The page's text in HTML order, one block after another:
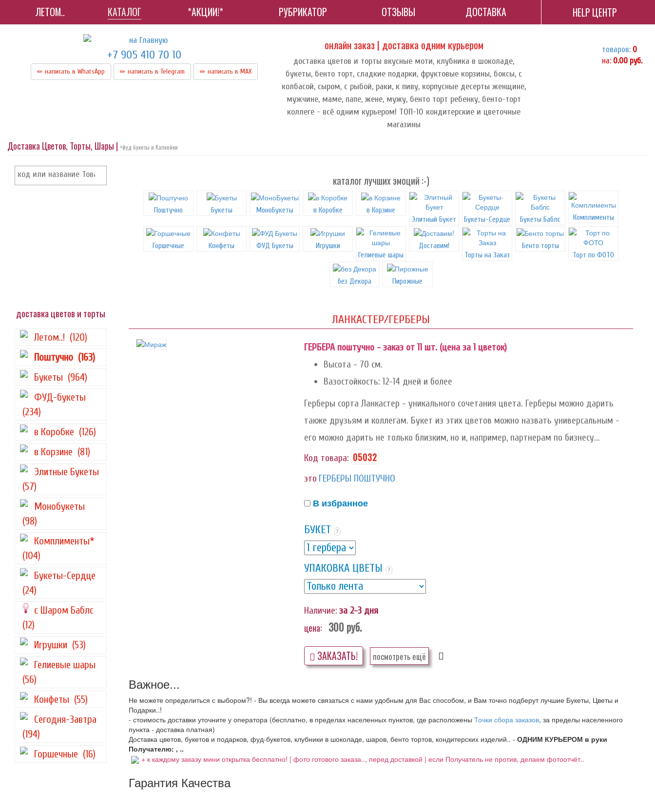
ЛЕТОМ.. КАТАЛОГ *АКЦИИ!* РУБРИКАТОР ОТЗЫВЫ ДОСТАВКА HELP ЦЕНТР
+7 905 410 70 10
написать в WhatsApp написать в Telegram написать в МАХ
онлайн заказ | доставка одним курьером
доставка цветов и торты вкусные моти, клубника в шоколаде,
букеты, бенто торт, сладкие подарки, фруктовые корзины, боксы, с
колбасой, сыром, с рыбой, раки, к пиву, корпусные десерты женщине,
мужчине, маме, папе, жене, мужу, бенто торт ребенку, бенто-торт
коллеге - всё одним курьером! ТОП-10 кондитерские и цветочные
магазины
товаров: 0
на: 0.00 руб.
Доставка Цветов, Торты, Шары | +фуд букеты и Капкейки
каталог лучших эмоций :-)
Поштучно Букеты МоноБукеты в Коробке
в Корзине
Элитный Букет
Букеты-Сердце Букеты Баблс Комплименты
Горшечные Конфеты ФУД Букеты
Игрушки
Гелиевые шары
Доставим!
Торты на Заказ
Бенто торты
Торт по ФОТО
без Декора Пирожные
доставка цветов и торты
Летом..! (120)
Поштучно (163)
Букеты (964)
ФУД-букеты
(234)
в Коробке (126)
в Корзине (81)
Элитные Букеты
(57)
Монобукеты
(98)
Комплименты*
(104)
Букеты-Сердце
(24)
с Шаром Баблс
(12)
Игрушки (53)
Гелиевые шары
(56)
Конфеты (55)
Сегодня-Завтра
(194)
Горшечные (16)
ЛАНКАСТЕР/ГЕРБЕРЫ
ГЕРБЕРА поштучно - заказ от 11 шт. (цена за 1 цветок)
Высота - 70 см.
Вазостойкость: 12-14 дней и более
Герберы сорта Ланкастер - уникального сочетания цвета. Герберы можно дарить
также друзьям и коллегам. Букет из этих цветов можно назвать универсальным -
его можно дарить не только близким, но и, например, партнерам по бизнесу...
Код товара: 05032
это ГЕРБЕРЫ ПОШТУЧНО
В избранное
БУКЕТ ?
УПАКОВКА ЦВЕТЫ ?
Наличие: за 2-3 дня
цена: 300руб.
ЗАКАЗАТЬ! посмотреть ещё
Важное...
Не можете определиться с выбором?! - Вы всегда можете связаться с нами удобным для Вас способом, и Вам точно подберут лучшие Букеты, Цветы и
Подарки..!
- стоимость доставки уточните у оператора (бесплатно, в пределах населенных пунктов, где расположены Точки сбора заказов, за пределы населенного
пункта - доставка платная)
Доставка цветов, букетов и подарков, фуд-букетов, клубники в шоколаде, шаров, бенто тортов, кондитерских изделий.. - ОДНИМ КУРЬЕРОМ в руки
Получателю: , ..
+ к каждому заказу мини открытка бесплатно! | фото готового заказа.., перед доставкой | если Получатель не против, делаем фотоотчёт..
Гарантия Качества